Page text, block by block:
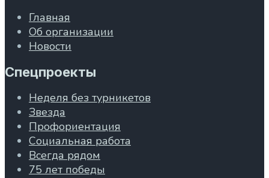
Главная
Об организации
Новости
Спецпроекты
Неделя без турникетов
Звезда
Профориентация
Социальная работа
Всегда рядом
75 лет победы